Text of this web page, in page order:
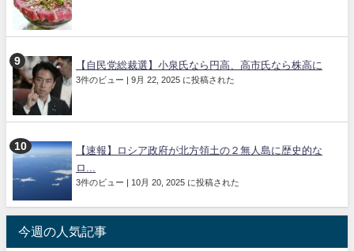
【自民党総裁選】小泉氏なら円高、高市氏なら株高に
3件のビュー | 9月 22, 2025 に投稿された
【速報】ロシア政府が北方領土の２無人島に歴史的な
ロ...
3件のビュー | 10月 20, 2025 に投稿された
今週の人気記事